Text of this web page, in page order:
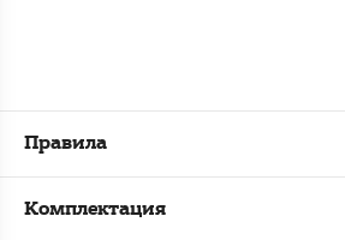
Правила
Комплектация